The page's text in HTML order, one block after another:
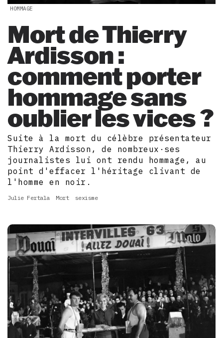
HOMMAGE
Mort de Thierry
Ardisson :
comment porter
hommage sans
oublier les vices ?
Suite à la mort du célèbre présentateur
Thierry Ardisson, de nombreux·ses
journalistes lui ont rendu hommage, au
point d'effacer l'héritage clivant de
l'homme en noir.
Julie Fertala Mort sexisme